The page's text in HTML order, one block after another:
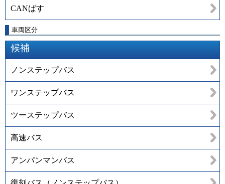
CANばす
車両区分
候補
ノンステップバス
ワンステップバス
ツーステップバス
高速バス
アンパンマンバス